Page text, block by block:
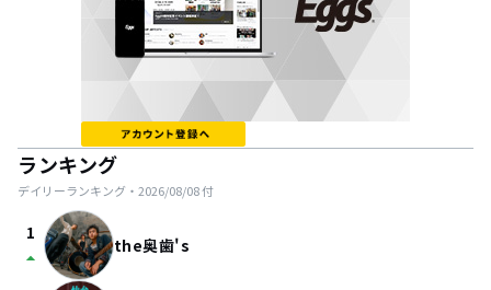
ランキング
デイリーランキング・ 2026/08/08付
1
arrow_drop_up the奥歯's